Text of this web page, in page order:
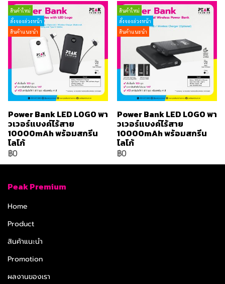
สินค้าใหม่
สั่งจองล่วงหน้า
สินค้าแนะนำ
Power Bank LED LOGO พา
วเวอร์แบงค์ไร้สาย
10000mAh พร้อมสกรีน
โลโก้
฿0
สินค้าใหม่
สั่งจองล่วงหน้า
สินค้าแนะนำ
Power Bank LED LOGO พา
วเวอร์แบงค์ไร้สาย
10000mAh พร้อมสกรีน
โลโก้
฿0
Peak Premium
Home
Product
สินค้าแนะนำ
Promotion
ผลงานของเรา